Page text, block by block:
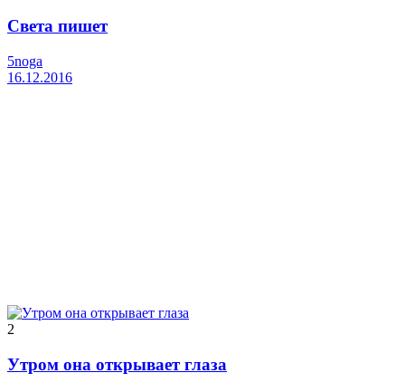
Света пишет
5noga
16.12.2016
2
Утром она открывает глаза